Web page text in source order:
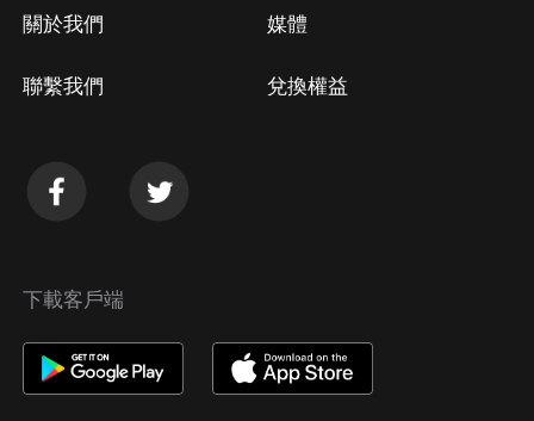
關於我們
聯繫我們
媒體
兌換權益
下載客戶端